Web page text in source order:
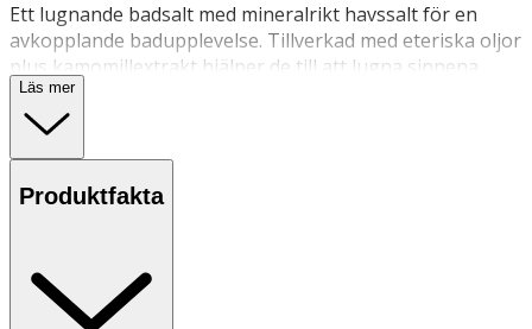
Ett lugnande badsalt med mineralrikt havssalt för en
avkopplande badupplevelse. Tillverkad med eteriska oljor
plus kamomillextrakt hjälper de till att lugna sinnena.
Luta dig tillbaka, ta några djupa andetag och njut av god
doft
Applicera i varmt bad för ett lugnande och avslappnande
bad.
OK för gravida och ammande:
Läs mer
Produktfakta